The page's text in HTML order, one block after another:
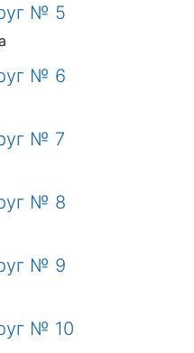
№ 5
№ 6
№ 7
№ 8
№ 9
№ 10